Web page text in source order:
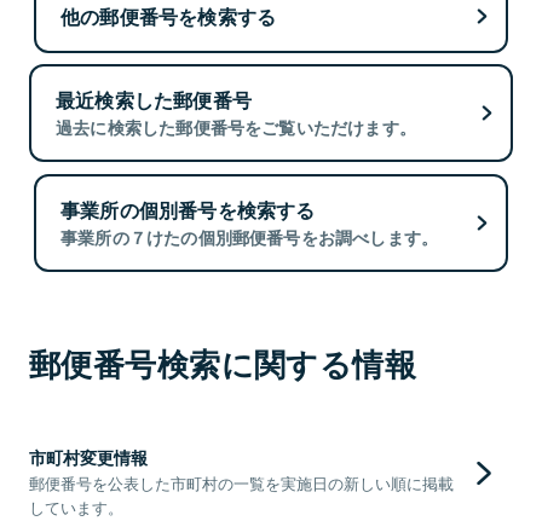
他の郵便番号を検索する
最近検索した郵便番号
過去に検索した郵便番号をご覧いただけます。
事業所の個別番号を検索する
事業所の７けたの個別郵便番号をお調べします。
郵便番号検索に関する情報
市町村変更情報
郵便番号を公表した市町村の一覧を実施日の新しい順に掲載
しています。